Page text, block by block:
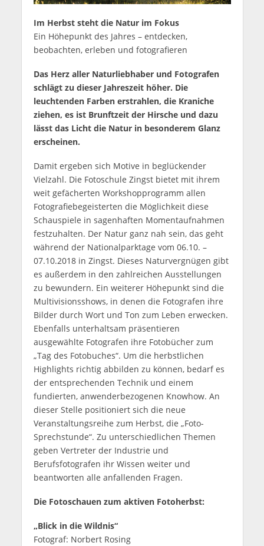
Im Herbst steht die Natur im Fokus
Ein Höhepunkt des Jahres – entdecken,
beobachten, erleben und fotografieren
Das Herz aller Naturliebhaber und Fotografen
schlägt zu dieser Jahreszeit höher. Die
leuchtenden Farben erstrahlen, die Kraniche
ziehen, es ist Brunftzeit der Hirsche und dazu
lässt das Licht die Natur in besonderem Glanz
erscheinen.
Damit ergeben sich Motive in beglückender
Vielzahl. Die Fotoschule Zingst bietet mit ihrem
weit gefächerten Workshopprogramm allen
Fotografiebegeisterten die Möglichkeit diese
Schauspiele in sagenhaften Momentaufnahmen
festzuhalten. Der Natur ganz nah sein, das geht
während der Nationalparktage vom 06.10. –
07.10.2018 in Zingst. Dieses Naturvergnügen gibt
es außerdem in den zahlreichen Ausstellungen
zu bewundern. Ein weiterer Höhepunkt sind die
Multivisionsshows, in denen die Fotografen ihre
Bilder durch Wort und Ton zum Leben erwecken.
Ebenfalls unterhaltsam präsentieren
ausgewählte Fotografen ihre Fotobücher zum
„Tag des Fotobuches“. Um die herbstlichen
Highlights richtig abbilden zu können, bedarf es
der entsprechenden Technik und einem
fundierten, anwenderbezogenen Knowhow. An
dieser Stelle positioniert sich die neue
Veranstaltungsreihe zum Herbst, die „Foto-
Sprechstunde“. Zu unterschiedlichen Themen
geben Vertreter der Industrie und
Berufsfotografen ihr Wissen weiter und
beantworten alle anfallenden Fragen.
Die Fotoschauen zum aktiven Fotoherbst:
„Blick in die Wildnis“
Fotograf: Norbert Rosing